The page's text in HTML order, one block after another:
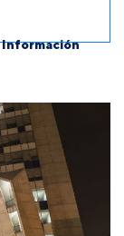
Información